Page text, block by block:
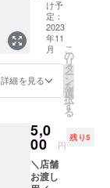
ラベル
に表記
されま
す。
商品開
は必ず
お届け
ターン
に貼付
された
ラベル
や注意
さいま
メール
が届か
ないト
など防
止のた
欄にお
電話番
号のご
明記を
お願い
10月頃
にご希
望日程
の詳細
＆ご確
メール
をさせ
リター
ン対応
期間は
2022年
11月〜
◯『ガ
トー
ショコ
ラ』１
ホール
６号サ
イズ ※
場合、
お電話
をさせ
ていた
だきま
定いた
しまし
たら、
メール
にてご
案内さ
せて頂
ラスの
ご支援
もして
頂けま
す。 応
のお食
事代が
かかり
ます リ
ノリノ
から繋
がった
経営者
や こち
らのク
ラファ
ンを見
てくだ
け予
定：
2023
年11
月
詳細を見る
こ
の
リ
タ
ー
ン
を
選
択
す
る
5,0
00 円
残り5
＼店舗
お渡し